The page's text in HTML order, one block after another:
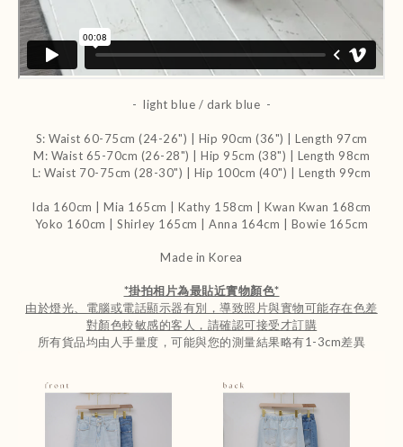
- light blue / dark blue -
S: Waist 60-75cm (24-26") | Hip 90cm (36") | Length 97cm
M: Waist 65-70cm (26-28") | Hip 95cm (38") | Length 98cm
L: Waist 70-75cm (28-30") | Hip 100cm (40") | Length 99cm
Ida 160cm | Mia 165cm | Kathy 158cm |Kwan Kwan 168cm
Yoko 160cm | Shirley 165cm
| Anna 164cm | Bowie 165cm
Made in Korea
*掛拍相片為最貼近實物顏色*
由於燈光、電腦或電話顯示器有別，導致照片與實物可能存在色差
對顏色較敏感的客人，請確認可接受才訂購
所有貨品均由人手量度，可能與您的測量結果略有1-3cm差異